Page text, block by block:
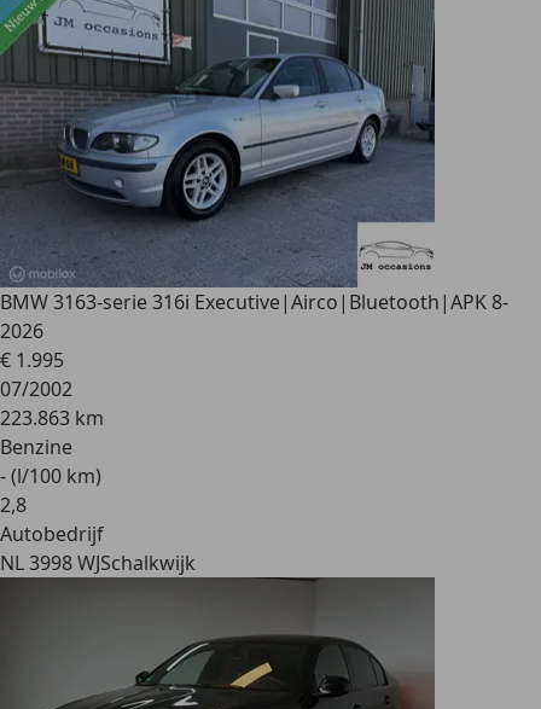
BMW 3163-serie 316i Executive|Airco|Bluetooth|APK 8-
2026
€ 1.995
07/2002
223.863 km
Benzine
- (l/100 km)
2,8
Autobedrijf
NL 3998 WJSchalkwijk